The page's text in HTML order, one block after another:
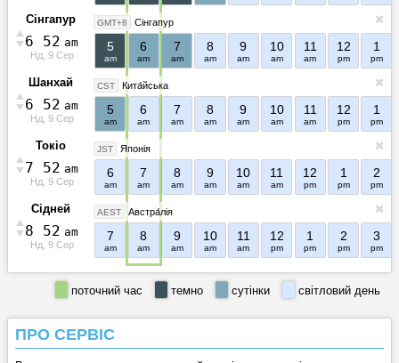
Сінгапур GMT+8 Сінгапур
6 52 am
Нд, 9 Сер
5
am
6
am
7
am
8
am
9
am
10
am
11
am
12
pm
1
pm
Шанхай CST Кита́йська
6 52 am
Нд, 9 Сер
5
am
6
am
7
am
8
am
9
am
10
am
11
am
12
pm
1
pm
Токіо JST Японія
7 52 am
Нд, 9 Сер
6
am
7
am
8
am
9
am
10
am
11
am
12
pm
1
pm
2
pm
Сідней AEST Австра́лія
8 52 am
Нд, 9 Сер
7
am
8
am
9
am
10
am
11
am
12
pm
1
pm
2
pm
3
pm
світловий день
сутінки
темно
поточний час
ПРО СЕРВІС